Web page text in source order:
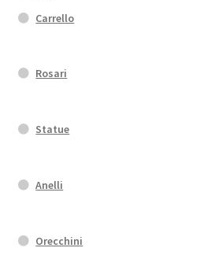
Carrello
Rosari
Statue
Anelli
Orecchini